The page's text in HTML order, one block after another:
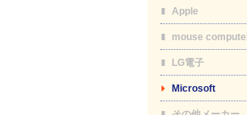
Apple
mouse
LG電子
Microsoft